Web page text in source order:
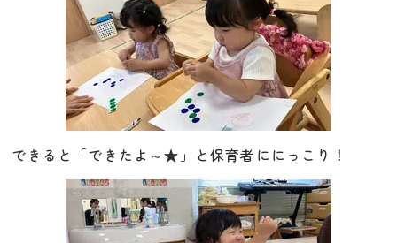
できると「できたよ～★」と保育者ににっこり！